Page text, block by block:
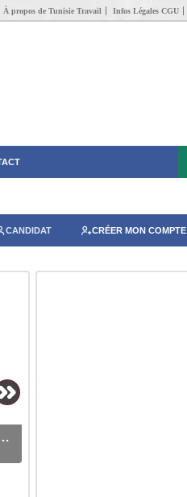
À propos de Tunisie Travail Infos Légales CGU
CANDIDAT CRÉER MON COMPTE
recrute des Collaborateurs